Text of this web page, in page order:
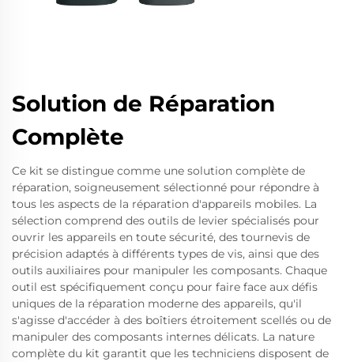
Solution de Réparation
Complète
Ce kit se distingue comme une solution complète de
réparation, soigneusement sélectionné pour répondre à
tous les aspects de la réparation d'appareils mobiles. La
sélection comprend des outils de levier spécialisés pour
ouvrir les appareils en toute sécurité, des tournevis de
précision adaptés à différents types de vis, ainsi que des
outils auxiliaires pour manipuler les composants. Chaque
outil est spécifiquement conçu pour faire face aux défis
uniques de la réparation moderne des appareils, qu'il
s'agisse d'accéder à des boîtiers étroitement scellés ou de
manipuler des composants internes délicats. La nature
complète du kit garantit que les techniciens disposent de